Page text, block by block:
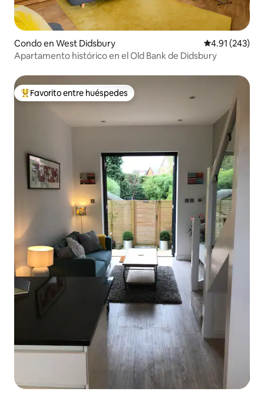
Condo en West Didsbury Calificación
4.91 (243)
Apartamento histórico en el Old Bank de Didsbury
Favorito entre huéspedes preferido
Favorito entre huéspedes